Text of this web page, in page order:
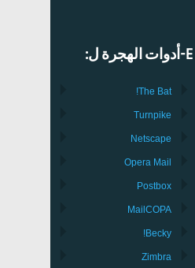
The Bat!
Turnpike
Netscape
Opera Mail
Postbox
MailCOPA
Becky!
Zimbra